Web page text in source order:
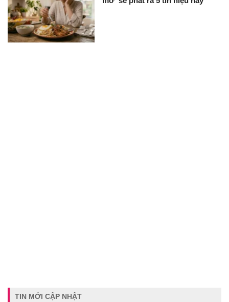
TIN MỚI CẬP NHẬT